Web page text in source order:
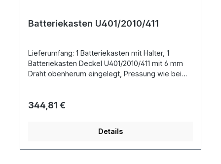
Batteriekasten U401/2010/411
Lieferumfang: 1 Batteriekasten mit Halter, 1
Batteriekasten Deckel U401/2010/411 mit 6 mm
Draht obenherum eingelegt, Pressung wie beim
260mm, Tiefe ca.: 220mm
Regulärer Preis:
344,81 €
Details